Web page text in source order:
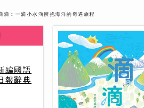
滴：一滴小水滴擁抱海洋的奇遇旅程
編國語
報辭典